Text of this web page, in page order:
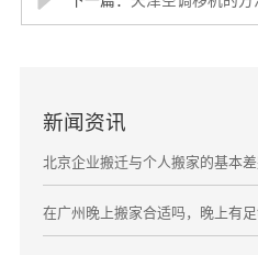
新闻资讯
北京企业搬迁与个人搬家的基本
注意事项
在广州晚上搬家合适吗，晚上有
时间搬进来吗？